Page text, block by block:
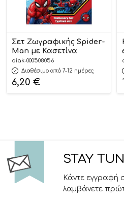
Σετ Ζωγραφικής Spider-
Μan με Κασετίνα
diak-000508056
Διαθέσιμο από 7-12 ημέρες
6,20 €
STAY
Κάντε εγγραφή
λαμβάνετε